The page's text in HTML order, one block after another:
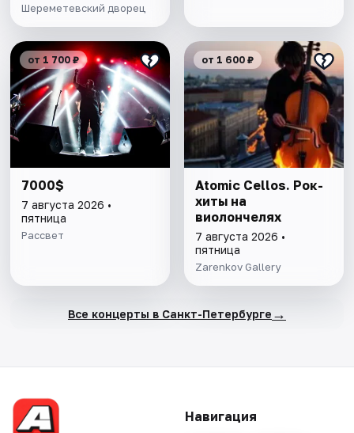
Шереметевский дворец
от 1 700 ₽
7000$
7 августа 2026 •
пятница
Рассвет
от 1 600 ₽
Atomic Cellos. Рок-
хиты на
виолончелях
7 августа 2026 •
пятница
Zarenkov Gallery
Все концерты в Санкт-Петербурге →
Навигация